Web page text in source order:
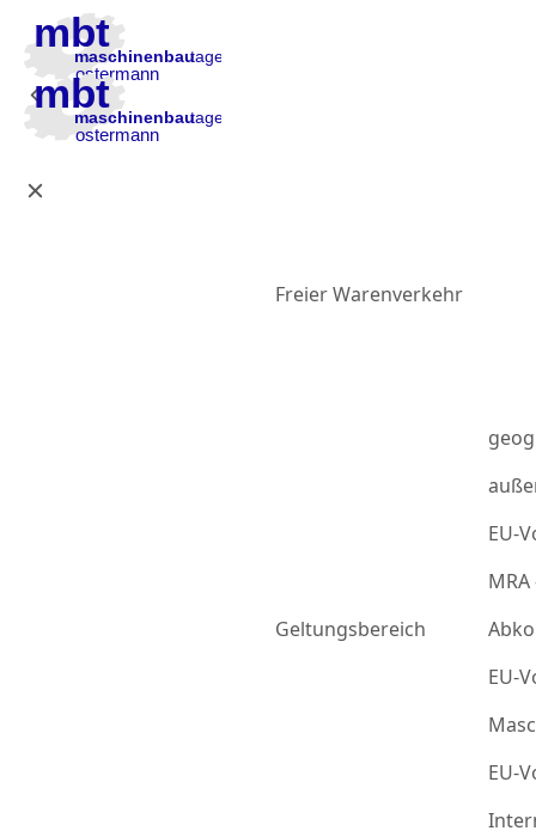
Zur Hauptnavigation
Zum Inhalt
Zur Fußzeile
Freier Warenverkehr
Geltungsbereich
EU-
EU-
EU-